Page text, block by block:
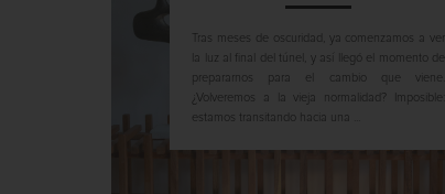
Tras meses de oscuridad, ya comenzamos a ver
la luz al final del túnel, y así llegó el momento de
prepararnos para el cambio que viene.
¿Volveremos a la vieja normalidad? Imposible:
estamos transitando hacia una ...